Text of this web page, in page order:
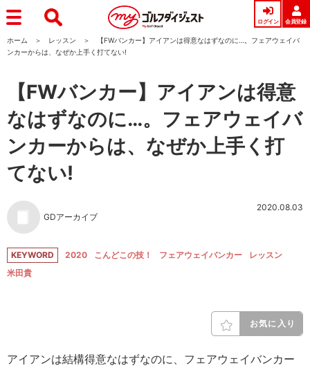
ログイン 会員登録
ホーム レッスン
【FWバンカー】アイアンは得意なはずなのに…。フェアウェイバ
ンカーからは、なぜか上手く打てない!
【FWバンカー】アイアンは得意
なはずなのに…。フェアウェイバ
ンカーからは、なぜか上手く打
てない!
GDアーカイブ
2020.08.03
KEYWORD 2020 こんどこの技！ フェアウェイバンカー
レッスン
米田貴
お気に入り
アイアンは結構得意なはずなのに、フェアウェイバンカー